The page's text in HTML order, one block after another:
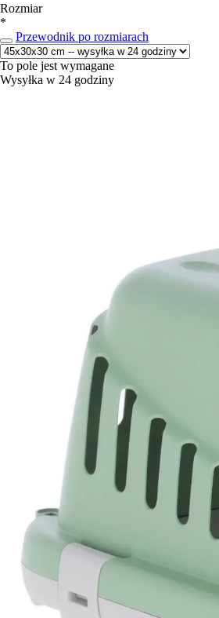
Rozmiar
*
Przewodnik po rozmiarach
To pole jest wymagane
Wysyłka w 24 godziny